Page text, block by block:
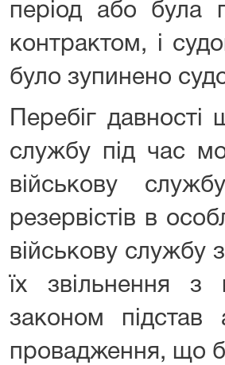
період або була
контрактом, і
було зупинено
Перебіг
службу під час
військову
резервістів в
військову службу
їх звільнення з
законом підстав
провадження, що